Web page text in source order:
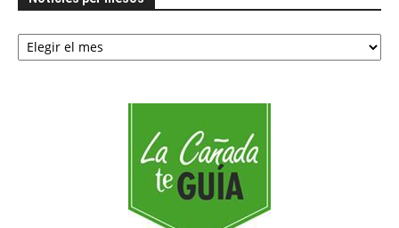
Notícies
per